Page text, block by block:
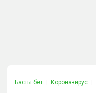
Басты бет Коронавирус